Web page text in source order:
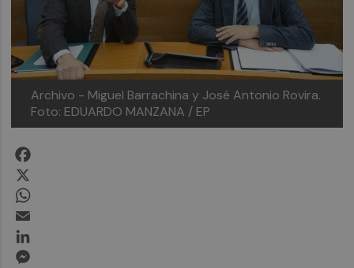
Archivo - Miguel Barrachina y José Antonio Rovira.
Foto: EDUARDO MANZANA / EP